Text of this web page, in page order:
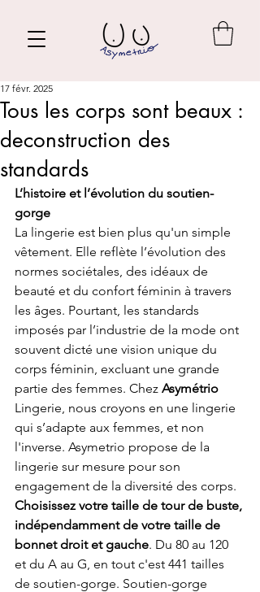
Tous les corps sont beaux :
deconstruction des
standards
17 févr. 2025
L’histoire et l’évolution du soutien-
gorge
La lingerie est bien plus qu'un simple
vêtement. Elle reflète l’évolution des
normes sociétales, des idéaux de
beauté et du confort féminin à travers
les âges. Pourtant, les standards
imposés par l’industrie de la mode ont
souvent dicté une vision unique du
corps féminin, excluant une grande
partie des femmes. Chez Asymétrio
Lingerie, nous croyons en une lingerie
qui s’adapte aux femmes, et non
l'inverse. Asymetrio propose de la
lingerie sur mesure pour son
engagement de la diversité des corps.
Choisissez votre taille de tour de buste,
indépendamment de votre taille de
bonnet droit et gauche. Du 80 au 120
et du A au G, en tout c'est 441 tailles
de soutien-gorge. Soutien-gorge